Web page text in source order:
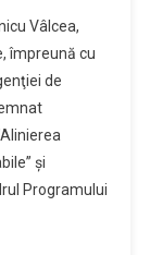
Vâlcea,
împreună cu
de
şi
Programului